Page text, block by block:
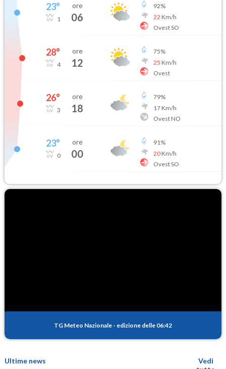
23°
1
ore
06
92%
22 Km/h
Ovest SO
28°
4
ore
12
75%
25 Km/h
Ovest
26°
3
ore
18
79%
17Km/h
Ovest NO
23°
0
ore
00
91%
20Km/h
Ovest SO
TG Meteo Nazionale - edizione delle 06:42
Ultime news
Vedi